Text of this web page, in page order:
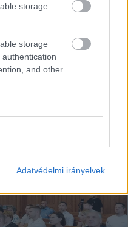
storage
storage
and other
Adatvédelmi irányelvek
a védett lápi
kapcsolatban álló